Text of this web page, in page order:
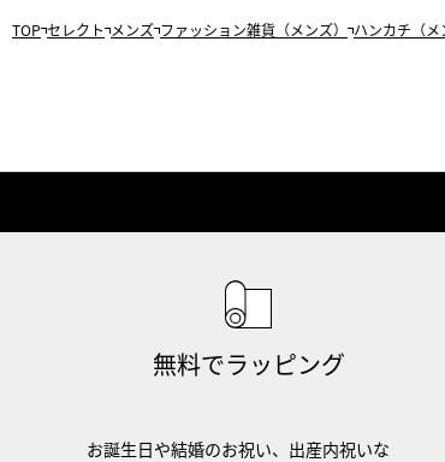
TOP セレクト メンズ ファッション雑貨（メンズ） ハンカチ（メ
無料でラッピング
お誕生日や結婚のお祝い、出産内祝いな